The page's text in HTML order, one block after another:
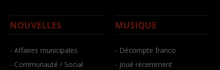
NOUVELLES
- Affaires municipales
- Communauté / Social
MUSIQUE
- Décompte franco
- Joué récemment